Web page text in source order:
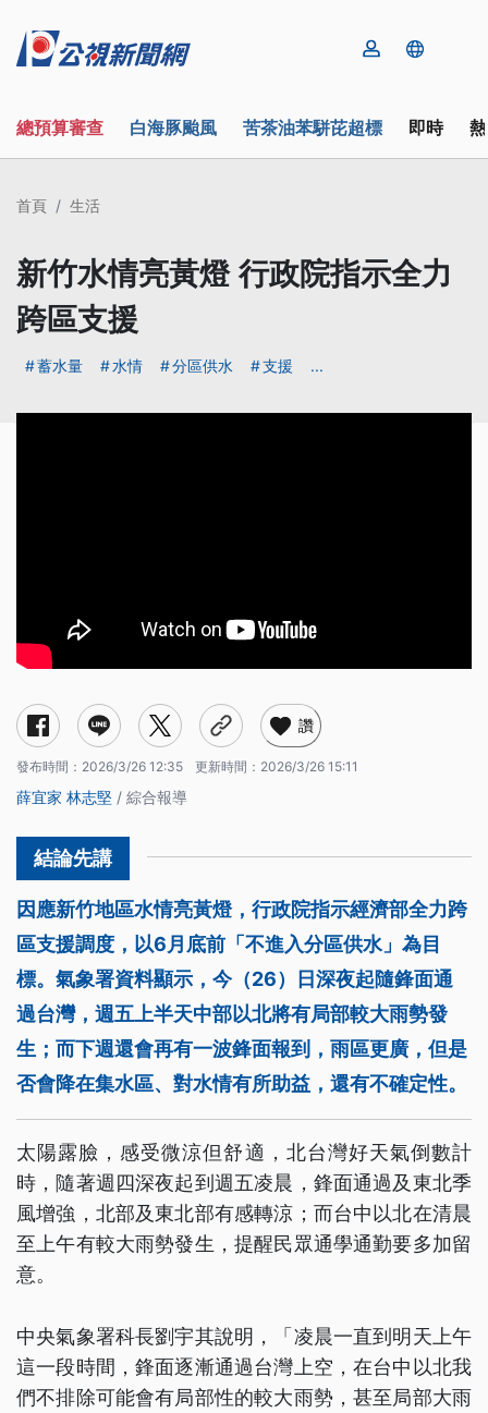
總預算審查 白海豚颱風 苦茶油苯駢芘超標 即時
首頁 生活
新竹水情亮黃燈 行政院指示全力
跨區支援
蓄水量 水情 分區供水 支援 ...
讚
發布時間： 2026/3/26 12:35 更新時間： 2026/3/26 15:11
薛宜家 林志堅 / 綜合報導
因應新竹地區水情亮黃燈，行政院指示經濟部全力跨
區支援調度，以6月底前「不進入分區供水」為目
標。氣象署資料顯示，今（26）日深夜起隨鋒面通
過台灣，週五上半天中部以北將有局部較大雨勢發
生；而下週還會再有一波鋒面報到，雨區更廣，但是
否會降在集水區、對水情有所助益，還有不確定性。
太陽露臉，感受微涼但舒適，北台灣好天氣倒數計
時，隨著週四深夜起到週五凌晨，鋒面通過及東北季
風增強，北部及東北部有感轉涼；而台中以北在清晨
至上午有較大雨勢發生，提醒民眾通學通勤要多加留
意。
中央氣象署科長劉宇其說明，「凌晨一直到明天上午
這一段時間，鋒面逐漸通過台灣上空，在台中以北我
們不排除可能會有局部性的較大雨勢，甚至局部大雨